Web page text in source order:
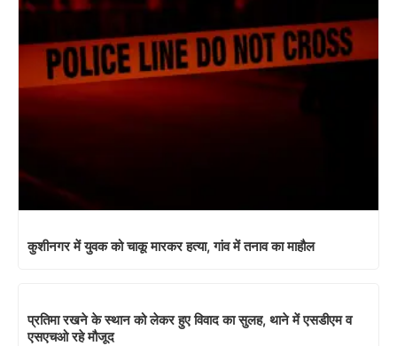
कुशीनगर में युवक को चाकू मारकर हत्या, गांव में तनाव का माहौल
प्रतिमा रखने के स्थान को लेकर हुए विवाद का सुलह, थाने में एसडीएम व
एसएचओ रहे मौजूद